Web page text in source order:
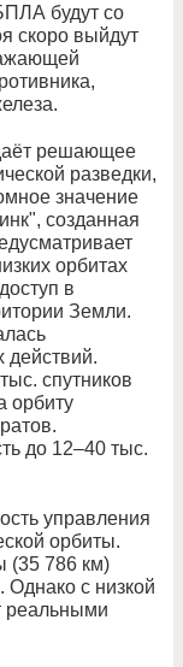
будут со
скоро выйдут
решающее
разведки,
значение
созданная
орбитах
в
Земли.
действий.
спутников
орбиту
до 12–40 тыс.
управления
орбиты.
(35 786 км)
Однако с низкой
реальными